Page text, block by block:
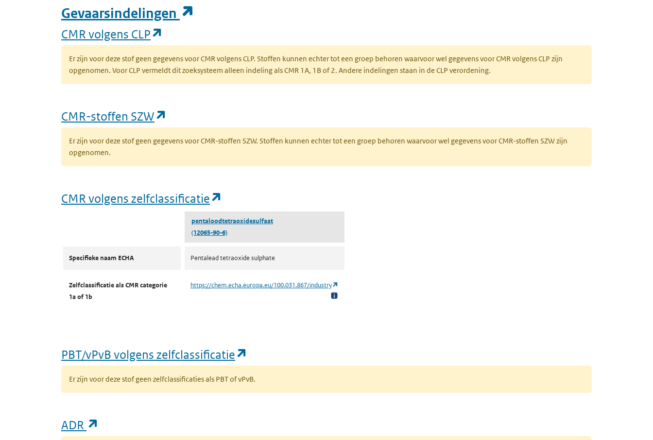
Gevaarsindelingen
CMR volgens CLP
Er zijn voor deze stof geen gegevens voor CMR volgens CLP. Stoffen kunnen echter tot een groep behoren waarvoor wel gegevens voor CMR volgens CLP zijn
opgenomen. Voor CLP vermeldt dit zoeksysteem alleen indeling als CMR 1A, 1B of 2. Andere indelingen staan in de CLP verordening.
CMR-stoffen SZW
Er zijn voor deze stof geen gegevens voor CMR-stoffen SZW. Stoffen kunnen echter tot een groep behoren waarvoor wel gegevens voor CMR-stoffen SZW zijn
opgenomen.
CMR volgens zelfclassificatie
pentaloodtetraoxidesulfaat
(12065-90-6)
Specifieke naam ECHA Pentalead tetraoxide sulphate
Zelfclassificatie als CMR categorie
1a of 1b
https://chem.echa.europa.eu/100.031.867/industry
PBT/vPvB volgens zelfclassificatie
Er zijn voor deze stof geen zelfclassificaties als PBT of vPvB.
ADR